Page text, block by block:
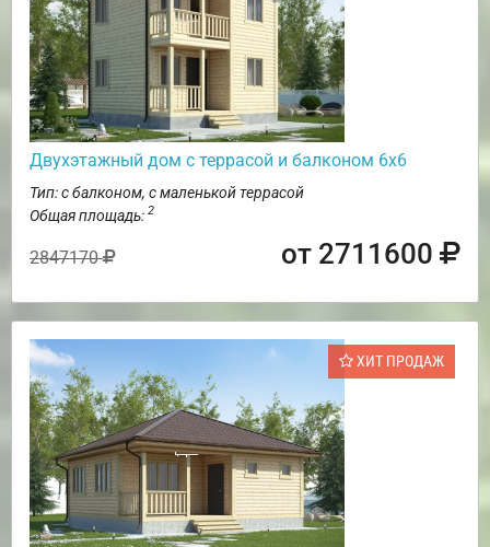
Двухэтажный дом с террасой и балконом 6х6
Тип: с балконом, с маленькой террасой
Общая площадь: 2
2847170 от 2711600
ХИТ ПРОДАЖ